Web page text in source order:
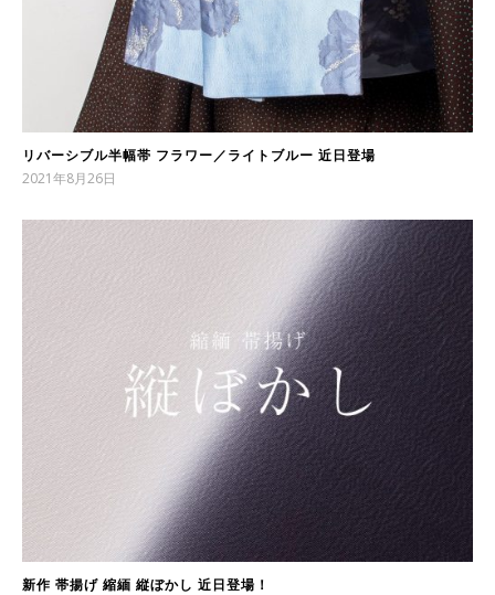
リバーシブル半幅帯 フラワー／ライトブルー 近日登場
2021年8月26日
新作 帯揚げ 縮緬 縦ぼかし 近日登場！